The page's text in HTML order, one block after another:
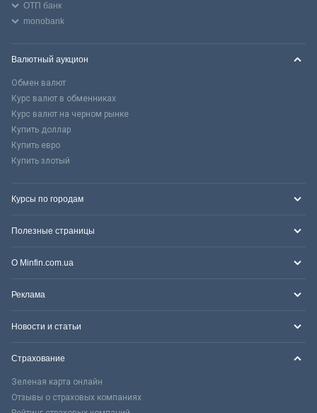
ОТП банк
monobank
Валютный аукцион
Обмен валют
Курс валют в обменниках
Курс валют на черном рынке
Купить доллар
Купить евро
Купить злотый
Курсы по городам
Полезные страницы
О Minfin.com.ua
Реклама
Новости и статьи
Страхование
Зеленая карта онлайн
Отзывы о страховых компаниях